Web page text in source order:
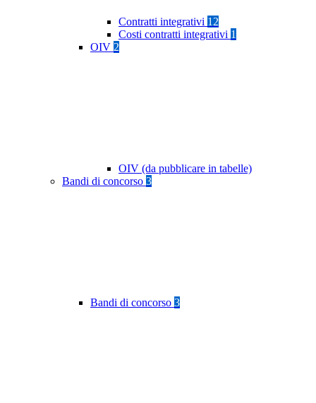
Contratti integrativi 12
Costi contratti integrativi 1
OIV 2
OIV (da pubblicare in tabelle)
Bandi di concorso 3
Bandi di concorso 3